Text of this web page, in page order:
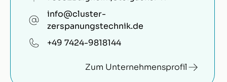
info@cluster-
zerspanungstechnik.de
+49 7424-9818144
Zum Unternehmensprofil